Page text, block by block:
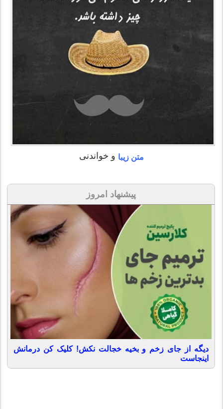
متن زیبا و خواندنی
پیشنهاد امروز
دیگه از جای زخم و بخیه خجالت نکش! کلیک کن درمانش
اینجاست